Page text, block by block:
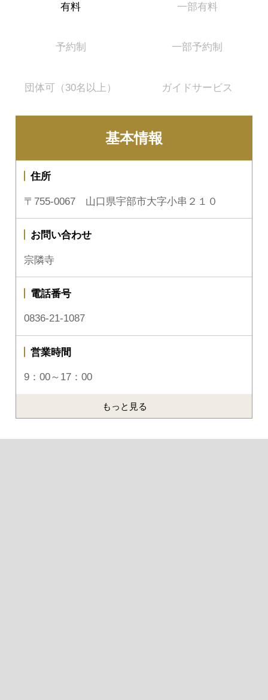
有料 一部有料
予約制 一部予約制
団体可（30名以上） ガイドサービス
基本情報
住所
〒755-0067 山口県宇部市大字小串２１０
お問い合わせ
宗隣寺
電話番号
0836-21-1087
営業時間
9：00～17：00
もっと見る